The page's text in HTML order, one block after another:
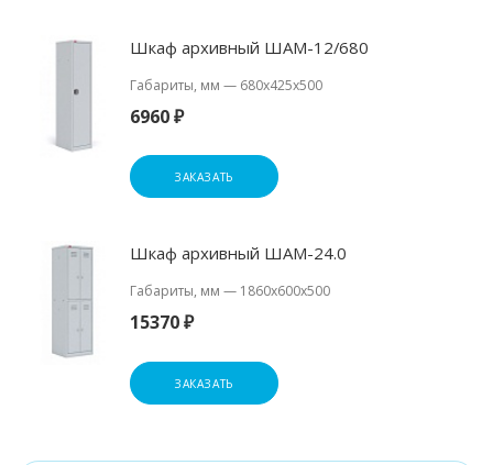
Шкаф архивный ШАМ-12/680
Габариты, мм — 680x425x500
6960 ₽
ЗАКАЗАТЬ
Шкаф архивный ШАМ-24.0
Габариты, мм — 1860x600x500
15370 ₽
ЗАКАЗАТЬ